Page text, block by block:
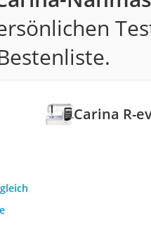
Carina R-